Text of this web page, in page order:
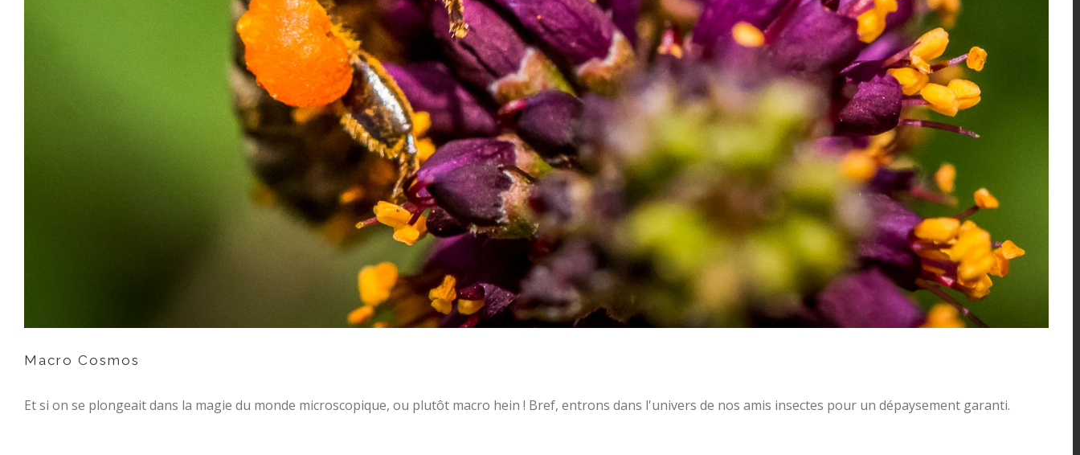
Macro Cosmos
Et si on se plongeait dans la magie du monde microscopique, ou plutôt macro hein ! Bref, entrons dans l'univers de nos amis insectes pour un dépaysement garanti.